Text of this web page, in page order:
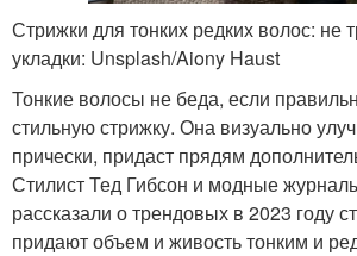
Стрижки для тонких редких волос: не
укладки: Unsplash/Aiony Haust
Тонкие волосы не беда, если
стильную стрижку. Она визуально
прически, придаст прядям
Стилист Тед Гибсон и модные
рассказали о трендовых в 2023 году
придают объем и живость тонким и